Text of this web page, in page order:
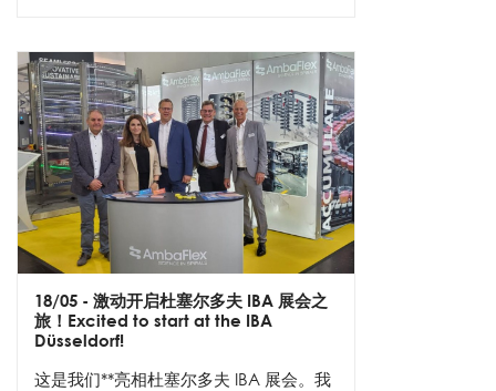
18/05 - 激动开启杜塞尔多夫 IBA 展会之
旅！Excited to start at the IBA
Düsseldorf!
这是我们**亮相杜塞尔多夫 IBA 展会。我